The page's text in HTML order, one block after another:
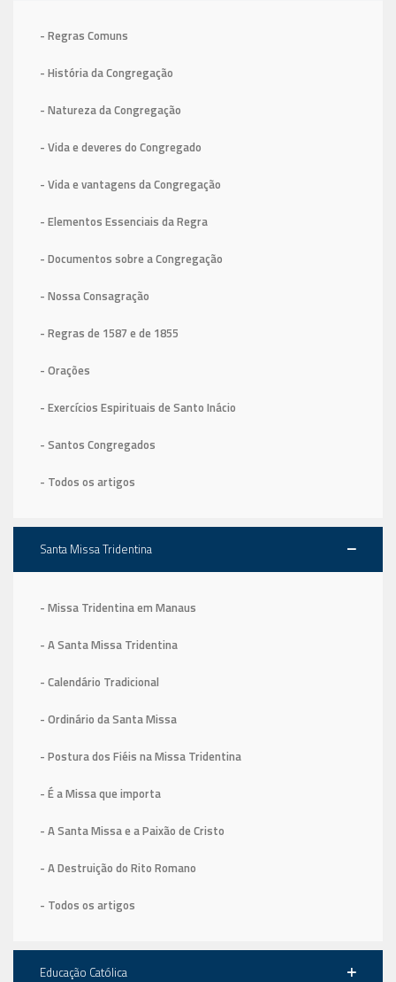
- Regras Comuns
- História da Congregação
- Natureza da Congregação
- Vida e deveres do Congregado
- Vida e vantagens da Congregação
- Elementos Essenciais da Regra
- Documentos sobre a Congregação
- Nossa Consagração
- Regras de 1587 e de 1855
- Orações
- Exercícios Espirituais de Santo Inácio
- Santos Congregados
- Todos os artigos
Santa Missa Tridentina
- Missa Tridentina em Manaus
- A Santa Missa Tridentina
- Calendário Tradicional
- Ordinário da Santa Missa
- Postura dos Fiéis na Missa Tridentina
- É a Missa que importa
- A Santa Missa e a Paixão de Cristo
- A Destruição do Rito Romano
- Todos os artigos
Educação Católica